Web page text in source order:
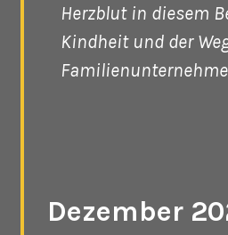
Herzblut in diesem
Kindheit und der
Dezember